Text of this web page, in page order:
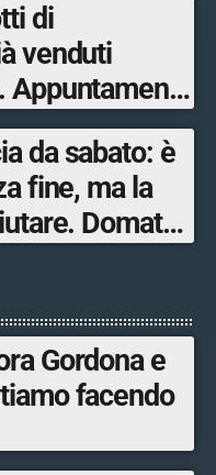
di
venduti
Appuntamento
settembre.
da sabato: è
fine, ma la
Domato
Gordona e
facendo